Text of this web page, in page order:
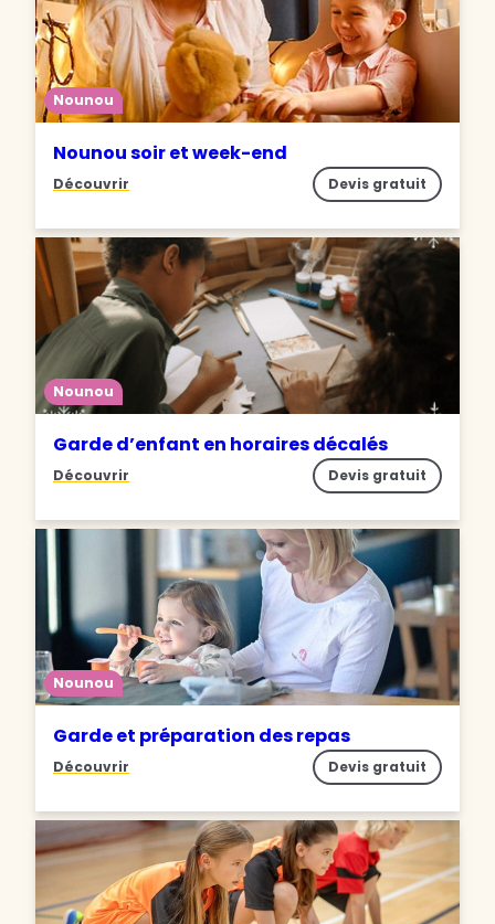
Nounou
Nounou soir et week-end
Découvrir Devis gratuit
Nounou
Garde d’enfant en horaires décalés
Découvrir Devis gratuit
Nounou
Garde et préparation des repas
Découvrir Devis gratuit